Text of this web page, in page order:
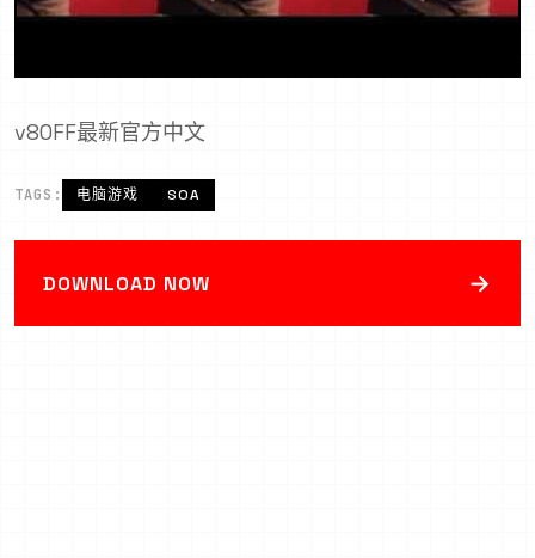
v80FF最新官方中文
TAGS: 电脑游戏 SOA
DOWNLOAD NOW →